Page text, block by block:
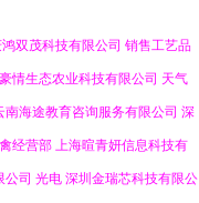
双茂科技有限公司 销售工艺品
情生态农业科技有限公司 天气
南海途教育咨询服务有限公司 深
经营部 上海暄青妍信息科技有
公司 光电 深圳金瑞芯科技有限公